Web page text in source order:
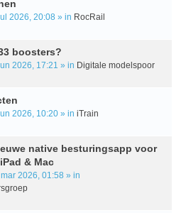
2026, 20:08 » in RocRail
boosters?
2026, 17:21 » in Digitale modelspoor
2026, 10:20 » in iTrain
native besturingsapp voor
& Mac
2026, 01:58 » in